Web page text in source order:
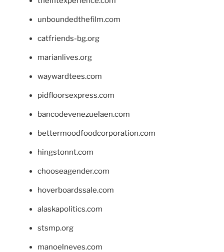
unboundedthefilm.com
catfriends-bg.org
marianlives.org
waywardtees.com
pidfloorsexpress.com
bancodevenezuelaen.com
bettermoodfoodcorporation.com
hingstonnt.com
chooseagender.com
hoverboardssale.com
alaskapolitics.com
stsmp.org
manoelneves.com